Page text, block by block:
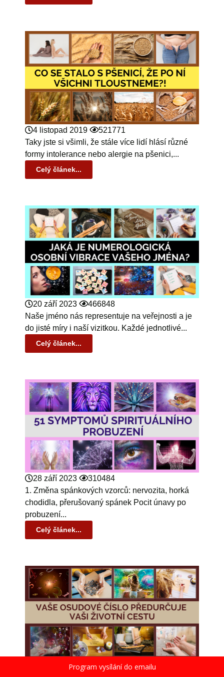
4 listopad 2019
521771
Taky jste si všimli, že stále více lidí hlásí různé
formy intolerance nebo alergie na pšenici,...
Celý článek...
20 září 2023
466848
Naše jméno nás representuje na veřejnosti a je
do jisté míry i naší vizitkou. Každé jednotlivé...
Celý článek...
28 září 2023
310484
1. Změna spánkových vzorců: nervozita, horká
chodidla, přerušovaný spánek Pocit únavy po
probuzení...
Celý článek...
1 prosinec 2020
302309
Program vysílání do emailu